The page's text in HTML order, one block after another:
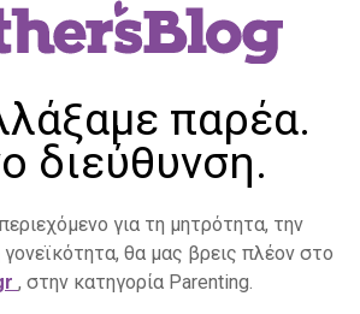
παρέα.
διεύθυνση.
για τη μητρότητα, την
γονεϊκότητα, θα μας βρεις πλέον στο
, στην κατηγορία Parenting.